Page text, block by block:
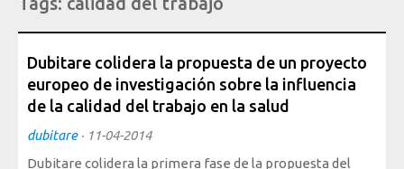
Areas
de experiencia
Organización, Trabajo y Salud
Sociedad, Innovación y Salud
Internacional, Sectores y Salud
Dubitare colidera la propuesta de un proyecto
europeo de investigación sobre la influencia
de la calidad del trabajo en la salud
dubitare· 11-04-2014
Dubitare colidera la primera fase de la propuesta del